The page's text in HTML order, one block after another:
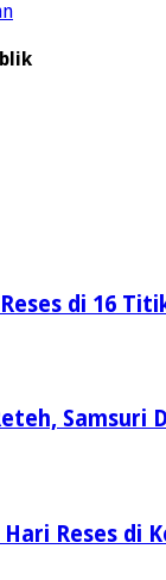
di 16
Samsuri
Reses di